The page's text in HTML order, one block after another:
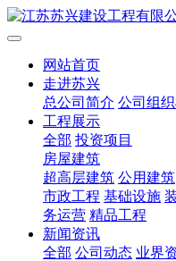
网站首页
走进苏兴
总公司简介 公司组
工程展示
全部 投资项目
房屋建筑
超高层建筑 公用建筑
市政工程 基础设施
务运营 精品工程
新闻资讯
全部 公司动态 业界